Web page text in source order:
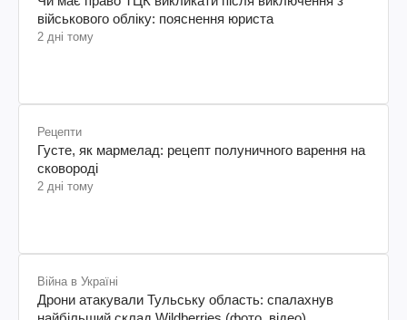
військового обліку: пояснення юриста
2 дні тому
Рецепти
Густе, як мармелад: рецепт полуничного варення на
сковороді
2 дні тому
Війна в Україні
Дрони атакували Тульську область: спалахнув